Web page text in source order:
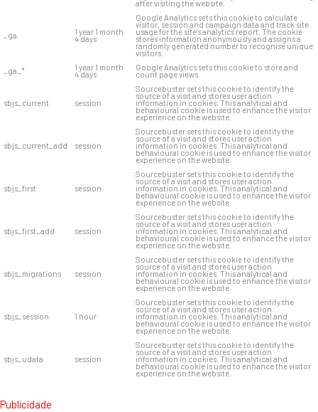
after visiting the website.
_ga 1 year 1 month
4 days
Google Analytics sets this cookie to calculate
visitor, session and campaign data and track site
usage for the site's analytics report. The cookie
stores information anonymously and assigns a
randomly generated number to recognise unique
visitors.
_ga_*
1 year 1 month
4 days
Google Analytics sets this cookie to store and
count page views.
sbjs_current session
Sourcebuster sets this cookie to identify the
source of a visit and stores user action
information in cookies. This analytical and
behavioural cookie is used to enhance the visitor
experience on the website.
sbjs_current_add session
Sourcebuster sets this cookie to identify the
source of a visit and stores user action
information in cookies. This analytical and
behavioural cookie is used to enhance the visitor
experience on the website.
sbjs_first session
Sourcebuster sets this cookie to identify the
source of a visit and stores user action
information in cookies. This analytical and
behavioural cookie is used to enhance the visitor
experience on the website.
sbjs_first_add session
Sourcebuster sets this cookie to identify the
source of a visit and stores user action
information in cookies. This analytical and
behavioural cookie is used to enhance the visitor
experience on the website.
sbjs_migrations session
Sourcebuster sets this cookie to identify the
source of a visit and stores user action
information in cookies. This analytical and
behavioural cookie is used to enhance the visitor
experience on the website.
sbjs_session 1 hour
Sourcebuster sets this cookie to identify the
source of a visit and stores user action
information in cookies. This analytical and
behavioural cookie is used to enhance the visitor
experience on the website.
sbjs_udata session
Sourcebuster sets this cookie to identify the
source of a visit and stores user action
information in cookies. This analytical and
behavioural cookie is used to enhance the visitor
experience on the website.
Publicidade